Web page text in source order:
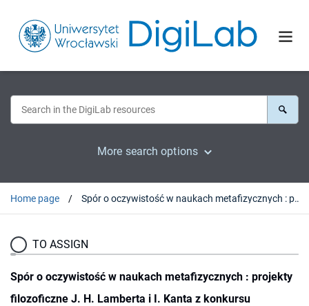
More search options
Home page Spór o oczywistość w naukach metafizycznych : projekty filozoficzne J. H. Lamberta i I. Kanta z konkursu Królewskiej Akademii Berlińskiej z 1763 roku
TO ASSIGN
Spór o oczywistość w naukach metafizycznych : projekty
filozoficzne J. H. Lamberta i I. Kanta z konkursu